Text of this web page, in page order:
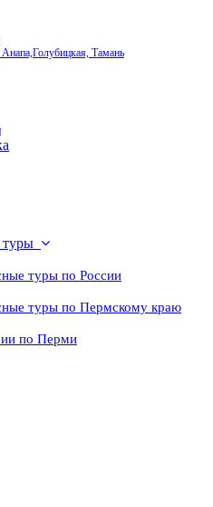
Тамань
туры
туры по России
туры по Пермскому краю
по Перми